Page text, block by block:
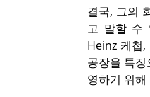
결국, 그의
고 말할 수
Heinz 케첩
공장을 특
영하기 위